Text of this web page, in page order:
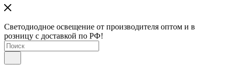
Светодиодное освещение от производителя оптом и в
розницу с доставкой по РФ!